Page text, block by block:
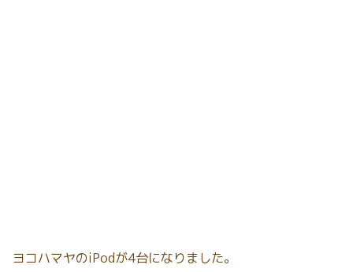
ヨコハマヤのiPodが4台になりました。